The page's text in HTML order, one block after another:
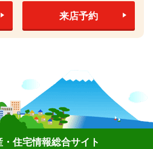
来店予約
住宅情報総合サイト